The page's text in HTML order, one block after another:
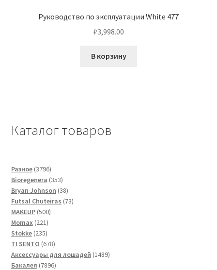
Руководство по эксплуатации White 477
₽3,998.00
В корзину
Каталог товаров
Разное 37963796
товаров
Bioregenera 353353
товара
Bryan Johnson 3838
товаров
Futsal Сhuteiras 7373
MAKEUP 500500
Momax 221221
товар
Stokke 235235
товаров
TI SENTO 678678
товаров
Аксессуары для лошадей 14891489
Бакалея 78967896